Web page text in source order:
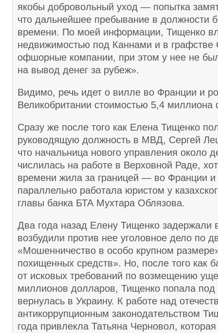
якобы добровольный уход — попытка
что дальнейшее пребывание в должности
времени. По моей информации, Тищенко
недвижимостью под Каннами и в графстве
офшорные компании, при этом у нее не
на вывод денег за рубеж».
Видимо, речь идет о вилле во Франции и
Великобритании стоимостью 5,4 миллиона
Сразу же после того как Елена Тищенко
руководящую должность в МВД, Сергей
что начальница нового управления около
числилась на работе в Верховной Раде,
времени жила за границей — во Франции и
параллельно работала юристом у
главы банка БТА Мухтара Облязова.
Два года назад Елену Тищенко задержали
возбудили против нее уголовное дело по
«Мошенничество в особо крупном
похищенных средств». Но, после того как
от исковых требований по возмещению
миллионов долларов, Тищенко попала
вернулась в Украину. К работе над
антикоррупционным законодательством
года привлекла Татьяна Черновол,